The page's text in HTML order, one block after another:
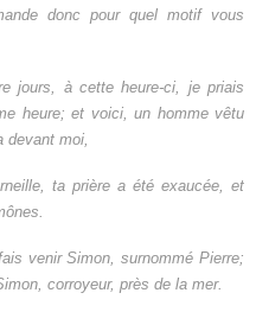
donc pour quel motif vous
jours, à cette heure-ci, je priais
heure; et voici, un homme vêtu
devant moi,
ta prière a été exaucée, et
venir Simon, surnommé Pierre;
corroyeur, près de la mer.